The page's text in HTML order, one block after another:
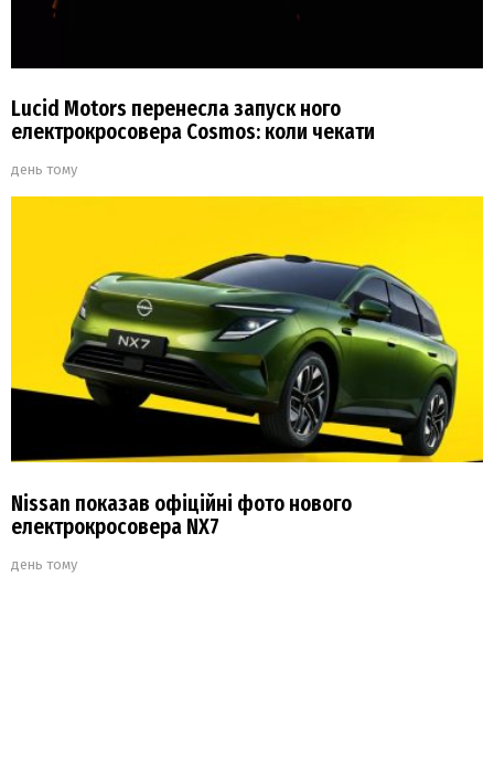
Lucid Motors перенесла запуск ного
електрокросовера Cosmos: коли чекати
день тому
Nissan показав офіційні фото нового
електрокросовера NX7
день тому